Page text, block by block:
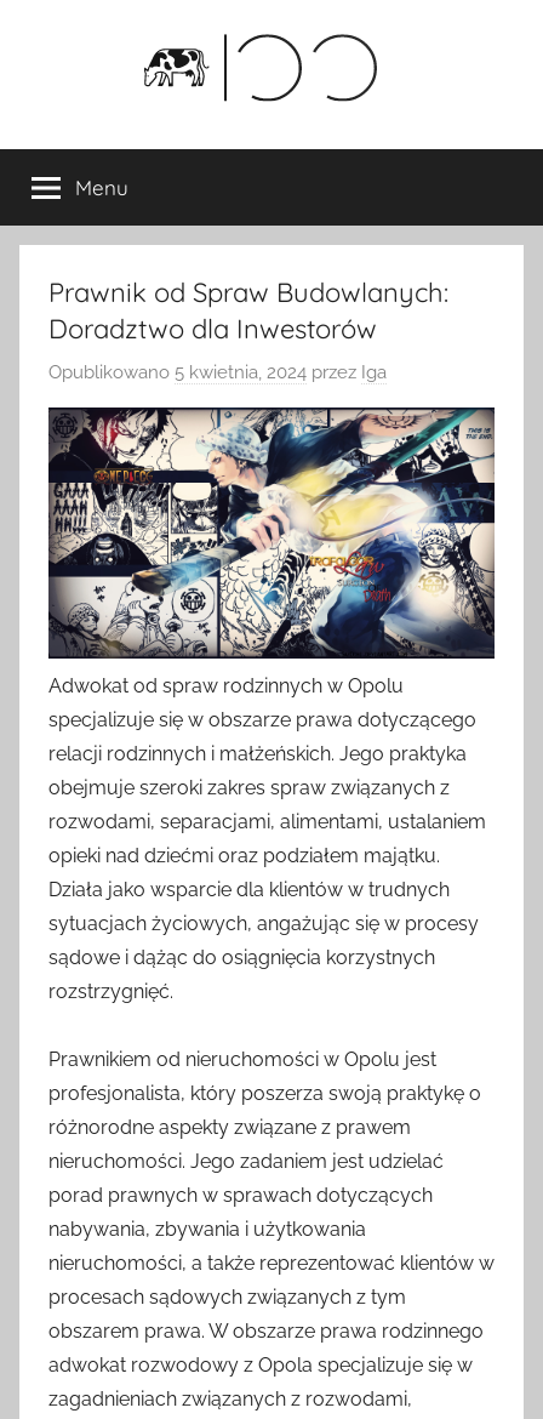
Menu
Prawnik od Spraw Budowlanych:
Doradztwo dla Inwestorów
Opublikowano 5 kwietnia, 2024 przez Iga
Adwokat od spraw rodzinnych w Opolu
specjalizuje się w obszarze prawa dotyczącego
relacji rodzinnych i małżeńskich. Jego praktyka
obejmuje szeroki zakres spraw związanych z
rozwodami, separacjami, alimentami, ustalaniem
opieki nad dziećmi oraz podziałem majątku.
Działa jako wsparcie dla klientów w trudnych
sytuacjach życiowych, angażując się w procesy
sądowe i dążąc do osiągnięcia korzystnych
rozstrzygnięć.
Prawnikiem od nieruchomości w Opolu jest
profesjonalista, który poszerza swoją praktykę o
różnorodne aspekty związane z prawem
nieruchomości. Jego zadaniem jest udzielać
porad prawnych w sprawach dotyczących
nabywania, zbywania i użytkowania
nieruchomości, a także reprezentować klientów w
procesach sądowych związanych z tym
obszarem prawa. W obszarze prawa rodzinnego
adwokat rozwodowy z Opola specjalizuje się w
zagadnieniach związanych z rozwodami,